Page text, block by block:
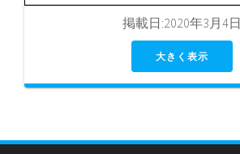
掲載日:2020年3月4日
大きく表示